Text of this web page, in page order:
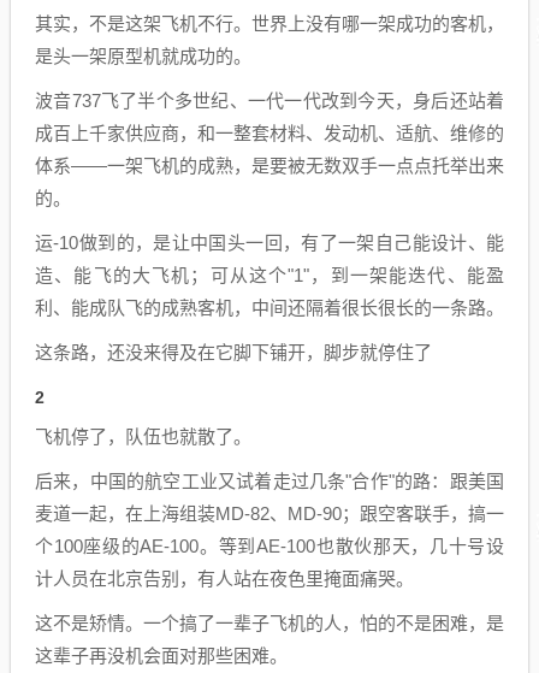
其实，不是这架飞机不行。世界上没有哪一架成功的客机，
是头一架原型机就成功的。
波音737飞了半个多世纪、一代一代改到今天，身后还站着
成百上千家供应商，和一整套材料、发动机、适航、维修的
体系——一架飞机的成熟，是要被无数双手一点点托举出来
的。
运-10做到的，是让中国头一回，有了一架自己能设计、能
造、能飞的大飞机；可从这个"1"，到一架能迭代、能盈
利、能成队飞的成熟客机，中间还隔着很长很长的一条路。
这条路，还没来得及在它脚下铺开，脚步就停住了
2
飞机停了，队伍也就散了。
后来，中国的航空工业又试着走过几条"合作"的路：跟美国
麦道一起，在上海组装MD-82、MD-90；跟空客联手，搞一
个100座级的AE-100。等到AE-100也散伙那天，几十号设
计人员在北京告别，有人站在夜色里掩面痛哭。
这不是矫情。一个搞了一辈子飞机的人，怕的不是困难，是
这辈子再没机会面对那些困难。